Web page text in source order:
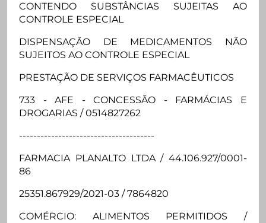
CONTENDO SUBSTÂNCIAS SUJEITAS AO
CONTROLE ESPECIAL
DISPENSAÇÃO DE MEDICAMENTOS NÃO
SUJEITOS AO CONTROLE ESPECIAL
PRESTAÇÃO DE SERVIÇOS FARMACÊUTICOS
733 - AFE - CONCESSÃO - FARMÁCIAS E
DROGARIAS / 0514827262
--------------------------------------
FARMACIA PLANALTO LTDA / 44.106.927/0001-
86
25351.867929/2021-03 / 7864820
COMÉRCIO: ALIMENTOS PERMITIDOS /